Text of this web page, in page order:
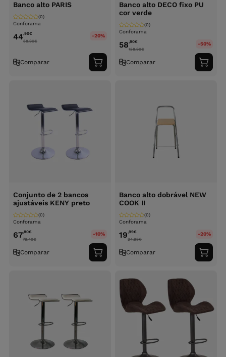
Banco alto PARIS
Conforama
(0)
44,90€
58.90€
-20%
Comparar
Adicionar
ao
Banco alto DECO fixo PU
cor verde
Conforama
(0)
58,90€
128.90€
-50%
Comparar
ao
Conjunto de 2 bancos
ajustáveis KENY preto
Conforama
(0)
67,80€
79.40€
-10%
Comparar
Adicionar
ao
Banco alto dobrável NEW
COOK II
Conforama
(0)
19,99€
24.99€
-20%
Comparar
ao